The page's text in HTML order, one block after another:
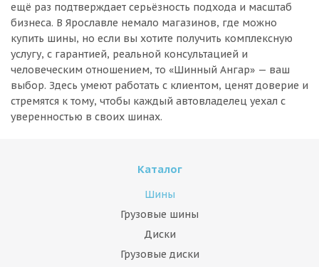
ещё раз подтверждает серьёзность подхода и масштаб
бизнеса. В Ярославле немало магазинов, где можно
купить шины, но если вы хотите получить комплексную
услугу, с гарантией, реальной консультацией и
человеческим отношением, то «Шинный Ангар» — ваш
выбор. Здесь умеют работать с клиентом, ценят доверие и
стремятся к тому, чтобы каждый автовладелец уехал с
уверенностью в своих шинах.
Каталог
Шины
Грузовые шины
Диски
Грузовые диски